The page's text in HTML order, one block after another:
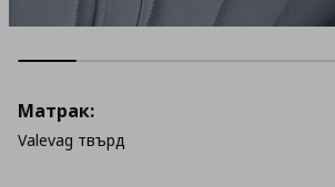
Матрак:
Valevag твърд